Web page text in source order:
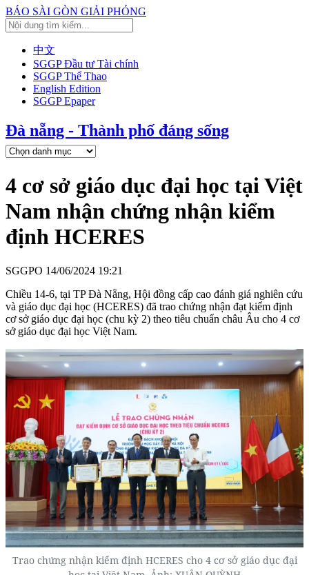
BÁO SÀI GÒN GIẢI PHÓNG
中文
SGGP Đầu tư Tài chính
SGGP Thể Thao
English Edition
SGGP Epaper
Đà nẵng - Thành phố đáng sống
4 cơ sở giáo dục đại học tại Việt
Nam nhận chứng nhận kiểm
định HCERES
SGGPO 14/06/2024 19:21
Chiều 14-6, tại TP Đà Nẵng, Hội đồng cấp cao đánh giá nghiên cứu
và giáo dục đại học (HCERES) đã trao chứng nhận đạt kiểm định
cơ sở giáo dục đại học (chu kỳ 2) theo tiêu chuẩn châu Âu cho 4 cơ
sở giáo dục đại học Việt Nam.
Trao chứng nhận kiểm định HCERES cho 4 cơ sở giáo dục đại